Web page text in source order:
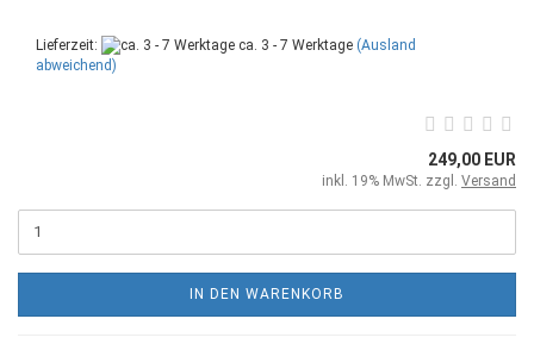
Lieferzeit: ca. 3 - 7 Werktage (Ausland
abweichend)
249,00 EUR
inkl. 19% MwSt. zzgl. Versand
IN DEN WARENKORB